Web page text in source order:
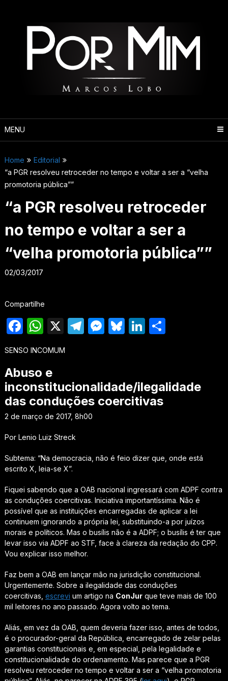
MENU
Home
Editorial
“a PGR resolveu retroceder no tempo e voltar a ser a “velha
promotoria pública””
“a PGR resolveu retroceder
no tempo e voltar a ser a
“velha promotoria pública””
02/03/2017
Compartilhe
Facebook
WhatsApp
X Telegram
Messenger
Bluesky
LinkedIn
Share
SENSO INCOMUM
Abuso e
inconstitucionalidade/ilegalidade
das conduções coercitivas
2 de março de 2017, 8h00
Por Lenio Luiz Streck
Subtema: “Na democracia, não é feio dizer que, onde está
escrito X, leia-se X”.
Fiquei sabendo que a OAB nacional ingressará com ADPF contra
as conduções coercitivas. Iniciativa importantíssima. Não é
possível que as instituições encarregadas de aplicar a lei
continuem ignorando a própria lei, substituindo-a por juízos
morais e políticos. Mas o busílis não é a ADPF; o busílis é ter que
levar isso via ADPF ao STF, face à clareza da redação do CPP.
Vou explicar isso melhor.
Faz bem a OAB em lançar mão na jurisdição constitucional.
Urgentemente. Sobre a ilegalidade das conduções
coercitivas, escrevi um artigo na ConJurque teve mais de 100
mil leitores no ano passado. Agora volto ao tema.
Aliás, em vez da OAB, quem deveria fazer isso, antes de todos,
é o procurador-geral da República, encarregado de zelar pelas
garantias constitucionais e, em especial, pela legalidade e
constitucionalidade do ordenamento. Mas parece que a PGR
resolveu retroceder no tempo e voltar a ser a “velha promotoria